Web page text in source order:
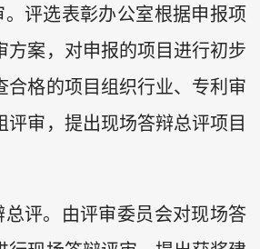
评选表彰办公室根据申报项
方案，对申报的项目进行初步
合格的项目组织行业、专利审
评审，提出现场答辩总评项目
评。由评审委员会对现场答